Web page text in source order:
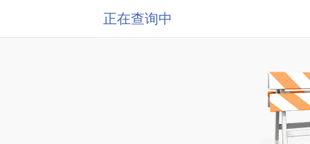
正在查询中